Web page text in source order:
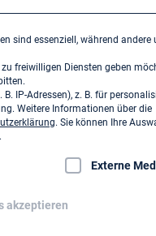
Unternehmen ist ein
Dr.-Ing. W. Naumann
-
180
50999 Köln
sind essenziell, während andere
freiwilligen Diensten geben
IP-Adressen), z. B. für
Weitere Informationen über die
. Sie können Ihre
die eine Einwilligung
Externe
akzeptieren